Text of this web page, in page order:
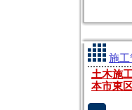
施工
土木施
本市東区